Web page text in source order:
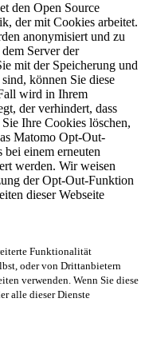
den Open Source
der mit Cookies arbeitet.
anonymisiert und zu
Server der
mit der Speicherung und
können Sie diese
wird in Ihrem
der verhindert, dass
Ihre Cookies löschen,
Matomo Opt-Out-
einem erneuten
werden. Wir weisen
der Opt-Out-Funktion
dieser Webseite
Funktionalität
oder von Drittanbietern
verwenden. Wenn Sie diese
alle dieser Dienste